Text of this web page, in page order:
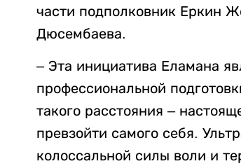
части подполковник Еркин
Дюсембаева.
– Эта инициатива Еламана
профессиональной
такого расстояния –
превзойти самого себя.
колоссальной силы воли и